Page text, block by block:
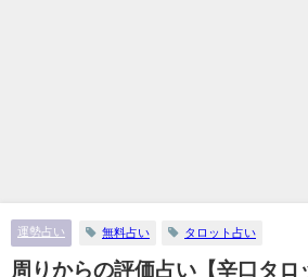
運勢占い 無料占い タロット占い
周りからの評価占い【辛口タロ